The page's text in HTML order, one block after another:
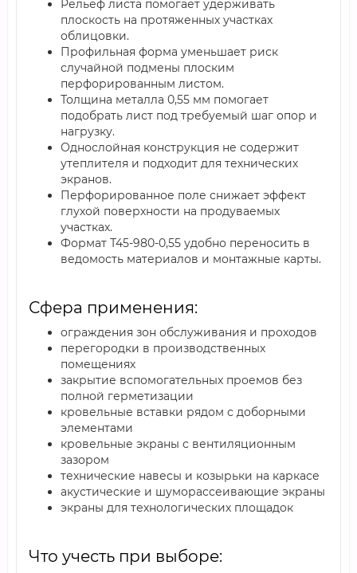
Рельеф листа помогает удерживать
плоскость на протяженных участках
облицовки.
Профильная форма уменьшает риск
случайной подмены плоским
перфорированным листом.
Толщина металла 0,55 мм помогает
подобрать лист под требуемый шаг опор и
нагрузку.
Однослойная конструкция не содержит
утеплителя и подходит для технических
экранов.
Перфорированное поле снижает эффект
глухой поверхности на продуваемых
участках.
Формат Т45-980-0,55 удобно переносить в
ведомость материалов и монтажные карты.
Сфера применения:
ограждения зон обслуживания и проходов
перегородки в производственных
помещениях
закрытие вспомогательных проемов без
полной герметизации
кровельные вставки рядом с доборными
элементами
кровельные экраны с вентиляционным
зазором
технические навесы и козырьки на каркасе
акустические и шуморассеивающие экраны
экраны для технологических площадок
Что учесть при выборе: